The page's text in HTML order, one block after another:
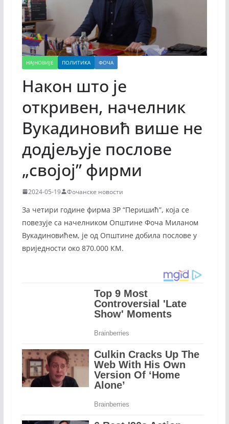
НАЈНОВИЈЕ ПОЛИТИКА ФОЧА
Након што је
откривен, начелник
Вукадиновић више не
додјељује послове
„својој” фирми
2024-05-19 Фочанске новости
За четири године фирма ЗР “Перишић”, која се
повезује са начелником Општине Фоча Миланом
Вукадиновићем, је од Општине добила послове у
вриједности око 870.000 КМ.